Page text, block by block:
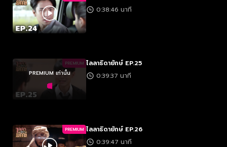
0:38:46 นาที
PREMIUM
PREMIUM เท่านั้น
ไลลาธิดายักษ์ EP.25
0:39:37 นาที
PREMIUM ไลลาธิดายักษ์ EP.26
0:39:47 นาที